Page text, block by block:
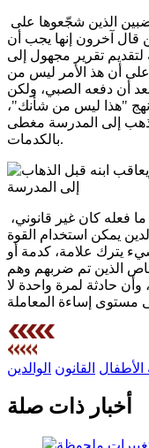
الذين شجّعوها على
قال آخرون إنها يجب أن
تقرير مجهول إلى
أن هذ الأمر ليس من
أن دفعه الصبي، ولكن
نهج "هذا ليس من شأنك"،
يذهب إلى المدرسة مغطى
بالكدمات.
يمكن استخدام القوة
يترك علامة، كدمة أو
الذين تم ضربهم وهم
وأن حادثة لمرة واحدة لا
الأطفال القانون الوالدين
أخبار ذات صلة